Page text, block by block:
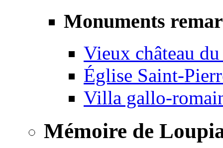
Monuments
Vieux château
Église Saint-
Villa gallo-
Mémoire de